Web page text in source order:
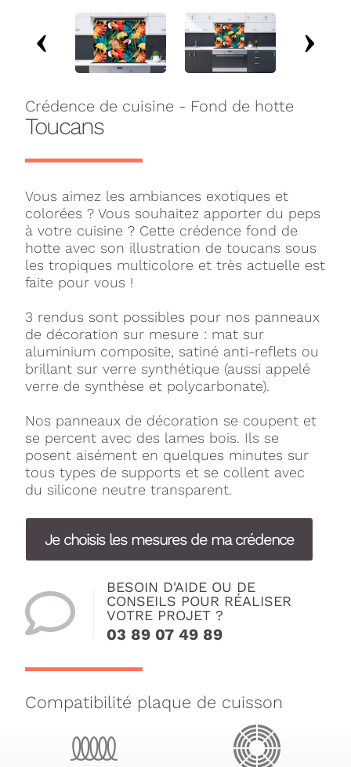
Crédence de cuisine - Fond de hotte
Toucans
Vous aimez les ambiances exotiques et
colorées ? Vous souhaitez apporter du peps
à votre cuisine ? Cette crédence fond de
hotte avec son illustration de toucans sous
les tropiques multicolore et très actuelle est
faite pour vous !
3 rendus sont possibles pour nos panneaux
de décoration sur mesure : mat sur
aluminium composite, satiné anti-reflets ou
brillant sur verre synthétique (aussi appelé
verre de synthèse et polycarbonate).
Nos panneaux de décoration se coupent et
se percent avec des lames bois. Ils se
posent aisément en quelques minutes sur
tous types de supports et se collent avec
du silicone neutre transparent.
Je choisis les mesures de ma crédence
BESOIN D'AIDE OU DE
CONSEILS POUR RÉALISER
VOTRE PROJET ?
03 89 07 49 89
Compatibilité plaque de cuisson